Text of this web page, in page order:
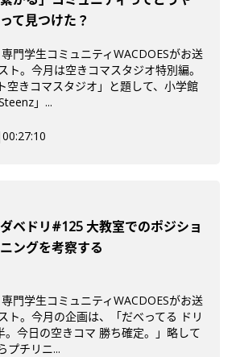
って見つけた？
門学生コミュニティWACDOESがお送
ト。今月は空きコマスタジオ特別編。
空きコマスタジオ」と題して、小学館
」...
00:27:10
ダベドリ#125 大教室でのポジショ
ニングを考察する
門学生コミュニティWACDOESがお送
ト。今月の企画は、「だべってる ドリ
。今日の空きコマ 勝ち確定。」略して
プチリニ...